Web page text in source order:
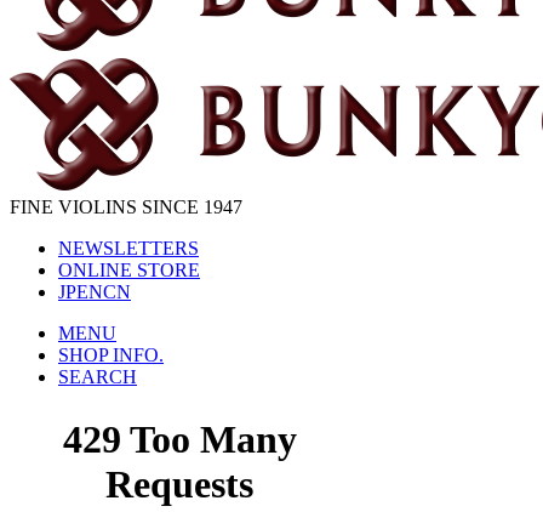
FINE VIOLINS SINCE 1947
NEWSLETTERS
ONLINE STORE
JPENCN
MENU
SHOP INFO.
SEARCH